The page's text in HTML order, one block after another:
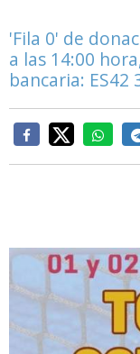
'Fila 0' de
a las 14:00
bancaria: ES42